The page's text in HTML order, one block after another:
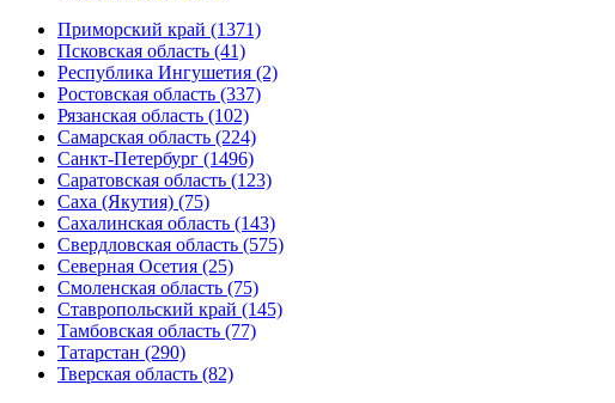
Приморский край (1371)
Псковская область (41)
Республика Ингушетия (2)
Ростовская область (337)
Рязанская область (102)
Самарская область (224)
Санкт-Петербург (1496)
Саратовская область (123)
Саха (Якутия) (75)
Сахалинская область (143)
Свердловская область (575)
Северная Осетия (25)
Смоленская область (75)
Ставропольский край (145)
Тамбовская область (77)
Татарстан (290)
Тверская область (82)